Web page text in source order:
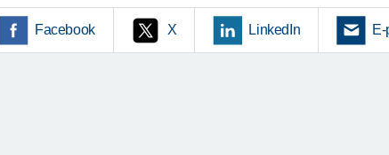
Facebook X LinkedIn